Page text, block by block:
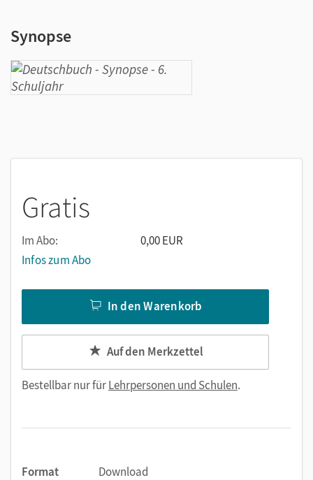
Synopse
Gratis
Im Abo:
0,00 EUR
Infos zum Abo
In den Warenkorb
Auf den Merkzettel
Bestellbar nur fürLehrpersonen und Schulen.
Format
Download